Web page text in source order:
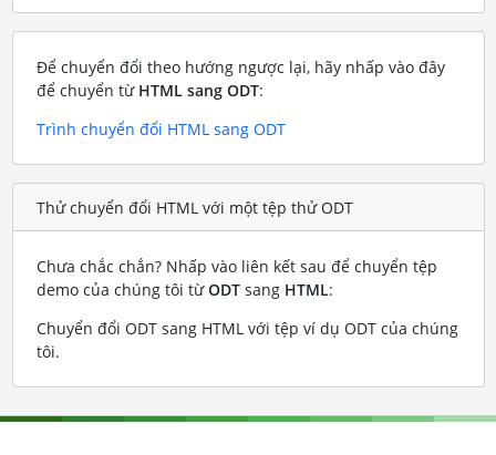
Để chuyển đổi theo hướng ngược lại, hãy nhấp vào đây
để chuyển từ HTML sang ODT:
Trình chuyển đổi HTML sang ODT
Thử chuyển đổi HTML với một tệp thử ODT
Chưa chắc chắn? Nhấp vào liên kết sau để chuyển tệp
demo của chúng tôi từODTsang HTML:
Chuyển đổi ODT sang HTML với tệp ví dụ ODT của chúng
tôi.